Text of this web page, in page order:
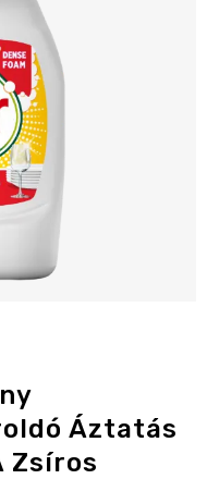
Áztatás
Zsíros